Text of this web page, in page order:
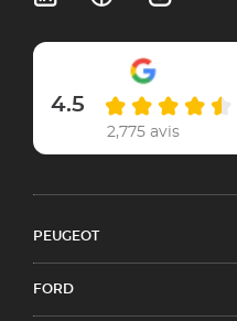
4.5
2,775 avis
PEUGEOT
FORD